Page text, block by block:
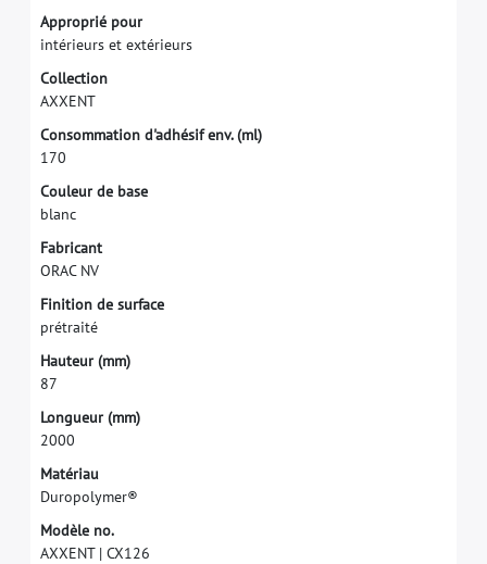
Approprié pour
intérieurs et extérieurs
Collection
AXXENT
Consommation d'adhésif env. (ml)
170
Couleur de base
blanc
Fabricant
ORAC NV
Finition de surface
prétraité
Hauteur (mm)
87
Longueur (mm)
2000
Matériau
Duropolymer®
Modèle no.
AXXENT | CX126